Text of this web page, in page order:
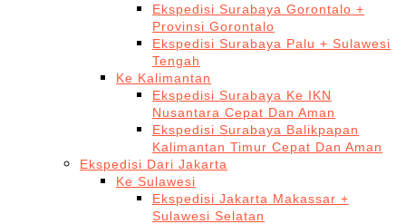
Ekspedisi Surabaya Gorontalo +
Provinsi Gorontalo
Ekspedisi Surabaya Palu + Sulawesi
Tengah
Ke Kalimantan
Ekspedisi Surabaya Ke IKN
Nusantara Cepat Dan Aman
Ekspedisi Surabaya Balikpapan
Kalimantan Timur Cepat Dan Aman
Ekspedisi Dari Jakarta
Ke Sulawesi
Ekspedisi Jakarta Makassar +
Sulawesi Selatan